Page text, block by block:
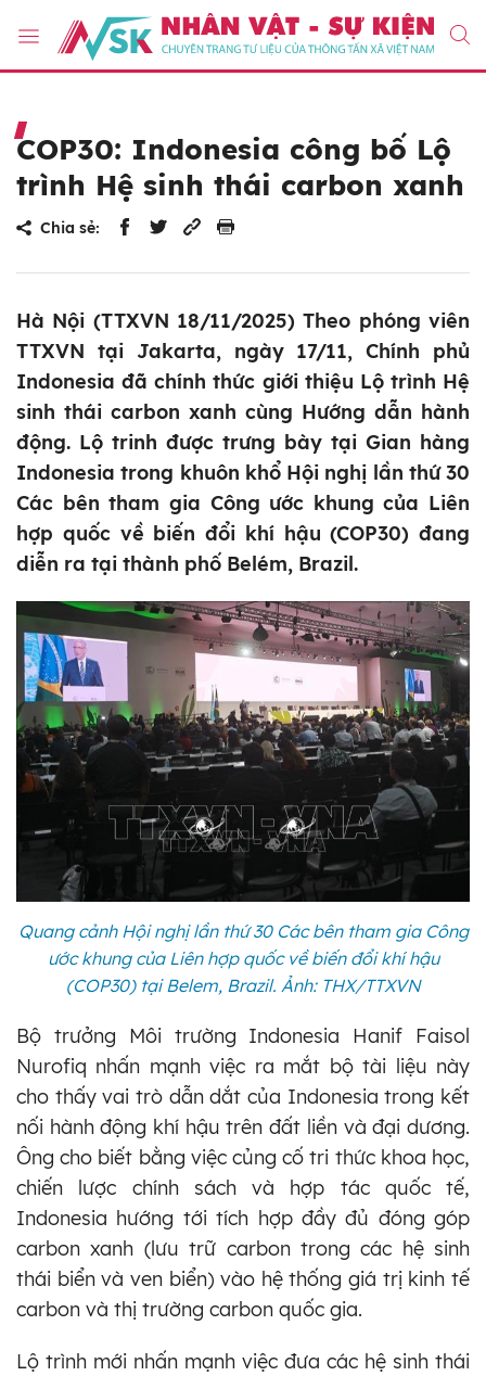
COP30: Indonesia công bố Lộ
trình Hệ sinh thái carbon xanh
Chia sẻ:
Hà Nội (TTXVN 18/11/2025) Theo phóng viên
TTXVN tại Jakarta, ngày 17/11, Chính phủ
Indonesia đã chính thức giới thiệu Lộ trình Hệ
sinh thái carbon xanh cùng Hướng dẫn hành
động. Lộ trinh được trưng bày tại Gian hàng
Indonesia trong khuôn khổ Hội nghị lần thứ 30
Các bên tham gia Công ước khung của Liên
hợp quốc về biến đổi khí hậu (COP30) đang
diễn ra tại thành phố Belém, Brazil.
Quang cảnh Hội nghị lần thứ 30 Các bên tham gia Công
ước khung của Liên hợp quốc về biến đổi khí hậu
(COP30) tại Belem, Brazil. Ảnh: THX/TTXVN
Bộ trưởng Môi trường Indonesia Hanif Faisol
Nurofiq nhấn mạnh việc ra mắt bộ tài liệu này
cho thấy vai trò dẫn dắt của Indonesia trong kết
nối hành động khí hậu trên đất liền và đại dương.
Ông cho biết bằng việc củng cố tri thức khoa học,
chiến lược chính sách và hợp tác quốc tế,
Indonesia hướng tới tích hợp đầy đủ đóng góp
carbon xanh (lưu trữ carbon trong các hệ sinh
thái biển và ven biển) vào hệ thống giá trị kinh tế
carbon và thị trường carbon quốc gia.
Lộ trình mới nhấn mạnh việc đưa các hệ sinh thái